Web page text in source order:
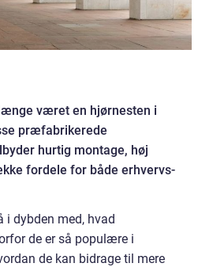
været en hjørnesten i
præfabrikerede
hurtig montage, høj
fordele for både erhvervs-
i dybden med, hvad
de er så populære i
de kan bidrage til mere